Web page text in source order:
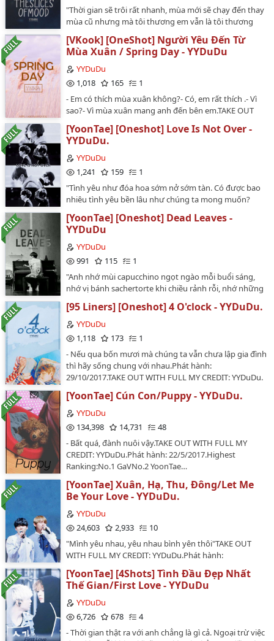
thích nghĩ bản thân cô đơn, cậu không muốn gán cho
mình cái danh: Kẻ thất tình"Phát hành:
19/11/2017.TAKE OUT WITH MY FULL CREDIT:
YYDuDu.No.3 #armys…
"Thời gian sẽ trôi rất nhanh, mùa mới sẽ chạy đến thay
mùa cũ nhưng mà tôi thương em vẫn là tôi thương
hành: 4/6/2018.…
[VKook] [OneShot] Người Yêu Đến Từ
Mùa Xuân / Spring Day - YYDuDu
YYDuDu
1,018
165
1
- Em có thích mùa xuân không?- Có, em rất thích .- Vì
sao?- Vì mùa xuân mang anh đến bên em.TAKE OUT
…
[YoonTae] [Oneshot] Love Is Not Over -
YYDuDu.
YYDuDu
1,241
159
1
"Tình yêu như đóa hoa sớm nở sớm tàn. Có được bao
nhiêu tình yêu bền lâu như chúng ta mong muốn?
trên bầu trời cũng giống như khoảnh khắc đẹp nhất
trong tình yêu, là duy nhất nhưng không là mãi mãi.
Vậy thì tình yêu của bọn họ liệu đã tiến đến thời khắc
đẹp nhất hay chưa? Có thể đã qua rồi cũng có thể
thời kì đẹp nhất đó nhưng điều này giống như phép
thử chông vênh trên bàn cân, Taehyung chỉ muốn một
tình yêu yên bình và thầm lặng, cho nên, phép thử
nguy hiểm này, cậu xin phép từ chối ".Phát hành:
26/11/2017.TAKE OUT WITH FULL MY CREDIT: YYDuDu.
…
[YoonTae] [Oneshot] Dead Leaves -
YYDuDu
YYDuDu
991
115
1
"Anh nhớ mùi capucchino ngọt ngào mỗi buổi sáng,
nhớ vị bánh sachertorte khi chiều rảnh rỗi, nhớ những
đến ngờ nghệch, nhớ nụ cười, nhớ ánh mắt của em,
nhớ tất cả mọi thứ của kí ức hạnh phúc đã qua. Chín
trăm mười hai ngày, chín trăm mười hai ngày kể từ
FULL CREDIT: YYDuDu.…
[95 Liners] [Oneshot] 4 O'clock - YYDuDu.
YYDuDu
1,118
173
1
- Nếu qua bốn mươi mà chúng ta vẫn chưa lập gia đình
thì hãy sống chung với nhau.Phát hành:
29/10/2017.TAKE OUT WITH FULL MY CREDIT: YYDuDu.
[YoonTae] Cún Con/Puppy - YYDuDu.
YYDuDu
134,398
14,731
48
- Bất quá, đành nuôi vậy.TAKE OUT WITH FULL MY
CREDIT: YYDuDu.Phát hành: 22/5/2017.Highest
Ranking:No.1 GaVNo.2 YoonTae…
[YoonTae] Xuân, Hạ, Thu, Đông/Let Me
Be Your Love - YYDuDu.
YYDuDu
24,603
2,933
10
"Mình yêu nhau, yêu nhau bình yên thôi"TAKE OUT
WITH FULL MY CREDIT: YYDuDu.Phát hành:
[YoonTae] [4Shots] Tình Đầu Đẹp Nhất
Thế Gian/First Love - YYDuDu
YYDuDu
6,726
678
4
- Thời gian thật ra với anh chẳng là gì cả. Ngoại trừ việc